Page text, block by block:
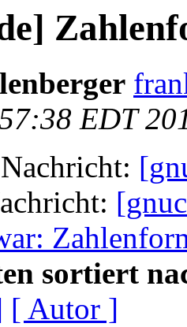
EDT
sortiert
[ Autor ]